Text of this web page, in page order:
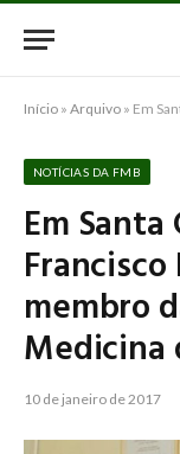
Início » Arquivo » Em Santa
NOTÍCIAS DA FMB
Em
membro
Medicina
10 de janeiro de 2017